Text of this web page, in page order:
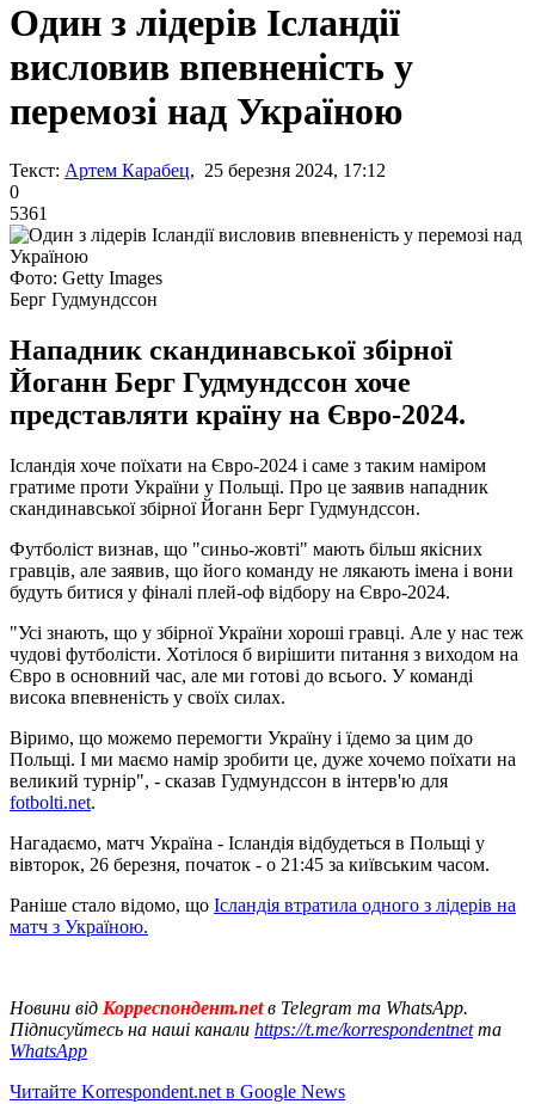
Один з лідерів Ісландії
висловив впевненість у
перемозі над Україною
Текст: Артем Карабец, 25 березня 2024, 17:12
0
5361
Фото: Getty Images
Берг Гудмундссон
Нападник скандинавської збірної
Йоганн Берг Гудмундссон хоче
представляти країну на Євро-2024.
Ісландія хоче поїхати на Євро-2024 і саме з таким наміром
гратиме проти України у Польщі. Про це заявив нападник
скандинавської збірної Йоганн Берг Гудмундссон.
Футболіст визнав, що "синьо-жовті" мають більш якісних
гравців, але заявив, що його команду не лякають імена і вони
будуть битися у фіналі плей-оф відбору на Євро-2024.
"Усі знають, що у збірної України хороші гравці. Але у нас теж
чудові футболісти. Хотілося б вирішити питання з виходом на
Євро в основний час, але ми готові до всього. У команді
висока впевненість у своїх силах.
Віримо, що можемо перемогти Україну і їдемо за цим до
Польщі. І ми маємо намір зробити це, дуже хочемо поїхати на
великий турнір", - сказав Гудмундссон в інтерв'ю для
fotbolti.net.
Нагадаємо, матч Україна - Ісландія відбудеться в Польщі у
вівторок, 26 березня, початок - о 21:45 за київським часом.
Раніше стало відомо, що Ісландія втратила одного з лідерів на
матч з Україною.
Новини від Корреспондент.netв Telegram та WhatsApp.
Підписуйтесь на наші канали https://t.me/korrespondentnetта
WhatsApp
Читайте Korrespondent.net в Google News